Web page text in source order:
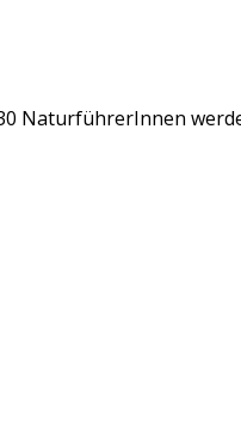
NaturführerInnen